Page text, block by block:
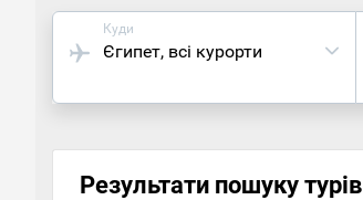
Куди
Єгипет, всі курорти
Результати пошуку турів